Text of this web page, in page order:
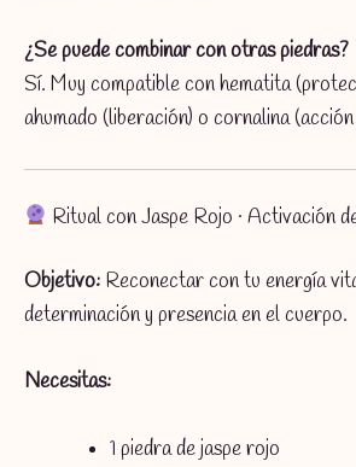
¿Se puede combinar con otras piedras?
Sí. Muy compatible con hematita
ahumado (liberación) o cornalina (acción
Ritual con Jaspe Rojo · Activación
Objetivo: Reconectar con tu energía
determinación y presencia en el cuerpo.
Necesitas:
1 piedra de jaspe rojo